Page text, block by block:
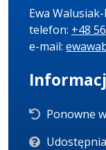
Ewa
telefon: +48
e-mail:
Ponowne